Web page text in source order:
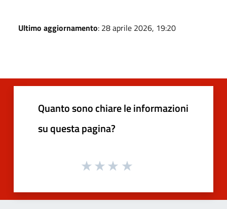
Ultimo aggiornamento: 28 aprile 2026, 19:20
Quanto sono chiare le informazioni
su questa pagina?